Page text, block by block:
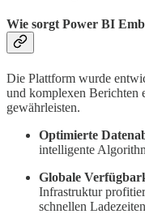
Wie sorgt Power BI
Die Plattform wurde
und komplexen Berichten
gewährleisten.
Optimierte
intelligente
Globale
Infrastruktur
schnellen